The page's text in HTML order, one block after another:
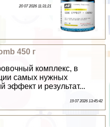
20 07 2026 11:31:21
450 г
комплекс, в
самых нужных
и результат...
19 07 2026 13:45:42